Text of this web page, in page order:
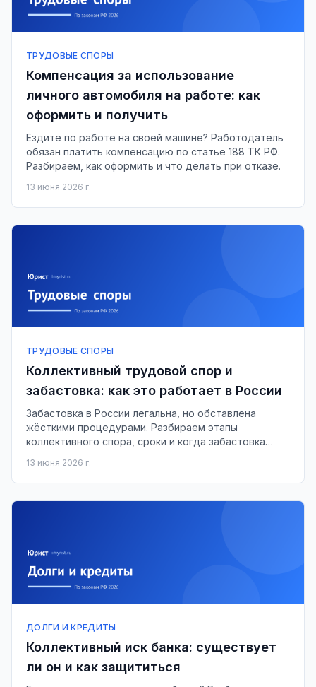
ТРУДОВЫЕ СПОРЫ
Компенсация за использование
личного автомобиля на работе: как
оформить и получить
Ездите по работе на своей машине? Работодатель
обязан платить компенсацию по статье 188 ТК РФ.
Разбираем, как оформить и что делать при отказе.
13 июня 2026 г.
ТРУДОВЫЕ СПОРЫ
Коллективный трудовой спор и
забастовка: как это работает в России
Забастовка в России легальна, но обставлена
жёсткими процедурами. Разбираем этапы
коллективного спора, сроки и когда забастовка
13 июня 2026 г.
ДОЛГИ И КРЕДИТЫ
Коллективный иск банка: существует
ли он и как защититься